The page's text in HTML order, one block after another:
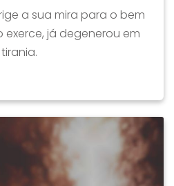
a sua mira para o bem
já degenerou em
tirania.